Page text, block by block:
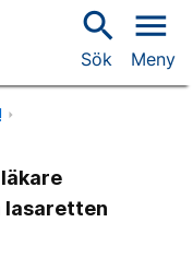
search
Sök
menu
Meny
lasaretten